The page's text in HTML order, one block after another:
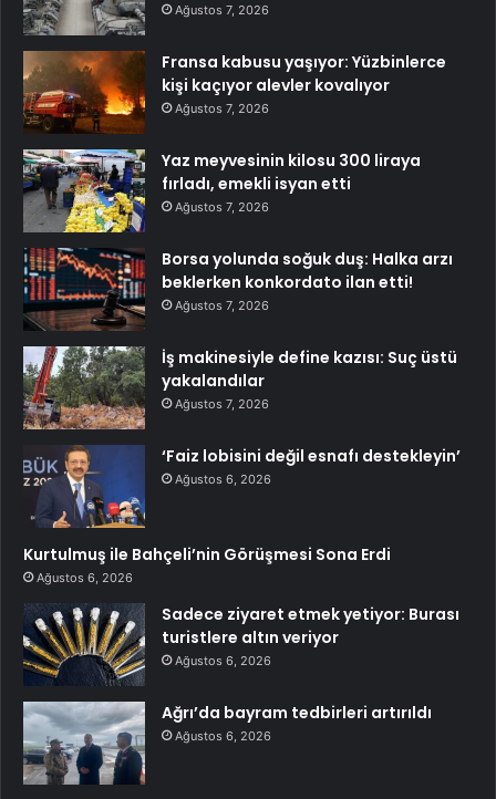
Ağustos 7, 2026
Fransa kabusu yaşıyor: Yüzbinlerce
kişi kaçıyor alevler kovalıyor
Ağustos 7, 2026
Yaz meyvesinin kilosu 300 liraya
fırladı, emekli isyan etti
Ağustos 7, 2026
Borsa yolunda soğuk duş: Halka arzı
beklerken konkordato ilan etti!
Ağustos 7, 2026
İş makinesiyle define kazısı: Suç üstü
yakalandılar
Ağustos 7, 2026
‘Faiz lobisini değil esnafı destekleyin’
Ağustos 6, 2026
Kurtulmuş ile Bahçeli’nin Görüşmesi Sona Erdi
Ağustos 6, 2026
Sadece ziyaret etmek yetiyor: Burası
turistlere altın veriyor
Ağustos 6, 2026
Ağrı’da bayram tedbirleri artırıldı
Ağustos 6, 2026